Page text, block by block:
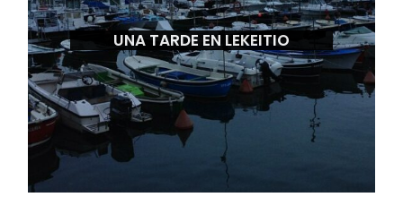
UNA TARDE EN LEKEITIO